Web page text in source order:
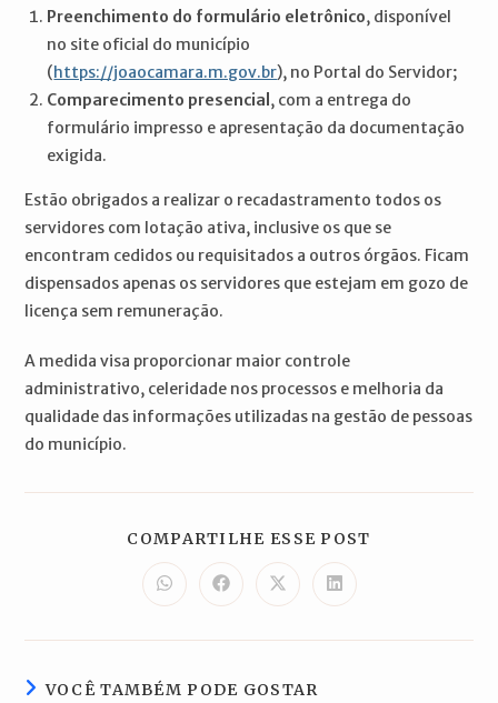
Preenchimento do formulário eletrônico, disponível
no site oficial do município
(https://joaocamara.m.gov.br), no Portal do Servidor;
Comparecimento presencial , com a entrega do
formulário impresso e apresentação da documentação
exigida.
Estão obrigados a realizar o recadastramento todos os
servidores com lotação ativa, inclusive os que se
encontram cedidos ou requisitados a outros órgãos. Ficam
dispensados apenas os servidores que estejam em gozo de
licença sem remuneração.
A medida visa proporcionar maior controle
administrativo, celeridade nos processos e melhoria da
qualidade das informações utilizadas na gestão de pessoas
do município.
COMPARTILHE ESSE POST
Abre
em
nova
Abre
em
nova
Abre
em
nova
Abre
em
nova
VOCÊ TAMBÉM PODE GOSTAR